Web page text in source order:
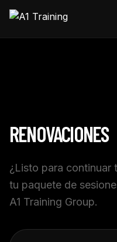
RENOVACIONES
¿Listo para continuar
tu paquete de
A1 Training Group.